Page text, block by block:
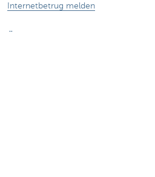
Internetbetrug melden